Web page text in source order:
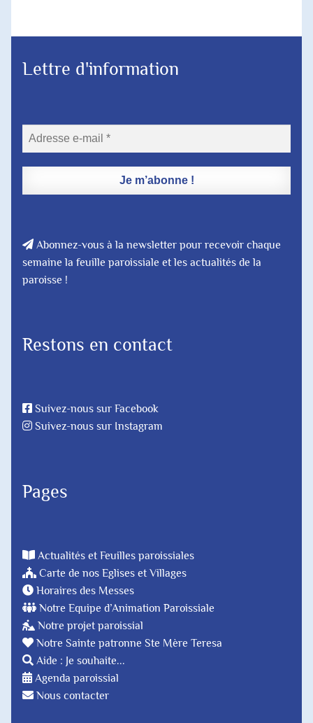
Lettre d'information
Abonnez-vous à la newsletter pour recevoir chaque
semaine la feuille paroissiale et les actualités de la
paroisse !
Restons en contact
Suivez-nous sur Facebook
Suivez-nous sur Instagram
Pages
Actualités et Feuilles paroissiales
Carte de nos Eglises et Villages
Horaires des Messes
Notre Equipe d’Animation Paroissiale
Notre projet paroissial
Notre Sainte patronne Ste Mère Teresa
Aide : Je souhaite...
Agenda paroissial
Nous contacter